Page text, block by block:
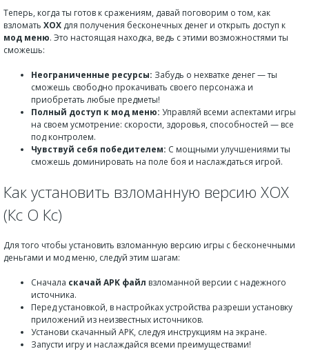
Теперь, когда ты готов к сражениям, давай поговорим о том, как
взломать XOX для получения бесконечных денег и открыть доступ к
мод меню. Это настоящая находка, ведь с этими возможностями ты
сможешь:
Неограниченные ресурсы: Забудь о нехватке денег — ты
сможешь свободно прокачивать своего персонажа и
приобретать любые предметы!
Полный доступ к мод меню: Управляй всеми аспектами игры
на своем усмотрение: скорости, здоровья, способностей — все
под контролем.
Чувствуй себя победителем: С мощными улучшениями ты
сможешь доминировать на поле боя и наслаждаться игрой.
Как установить взломанную версию XOX
(Кс О Кс)
Для того чтобы установить взломанную версию игры с бесконечными
деньгами и мод меню, следуй этим шагам:
Сначала скачай APK файл взломанной версии с надежного
источника.
Перед установкой, в настройках устройства разреши установку
приложений из неизвестных источников.
Установи скачанный APK, следуя инструкциям на экране.
Запусти игру и наслаждайся всеми преимуществами!